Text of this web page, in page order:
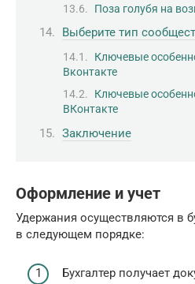
Поза голубя на
Выберите тип
Ключевые
Вконтакте
Ключевые
ВКонтакте
Заключение
Оформление и учет
Удержания осуществляются в
в следующем порядке:
Бухгалтер получает